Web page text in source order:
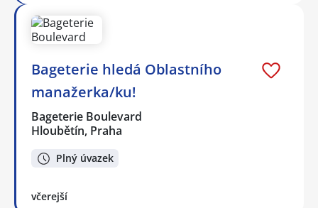
Bageterie hledá Oblastního
manažerka/ku!
Bageterie Boulevard
Hloubětín, Praha
Plný úvazek
včerejší